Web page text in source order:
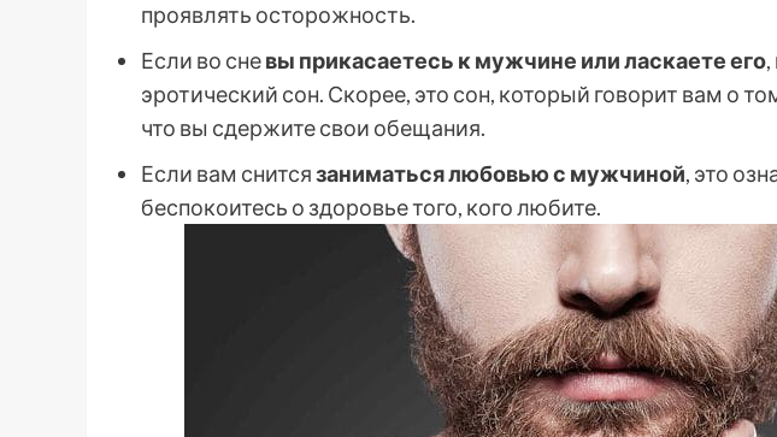
проявлять осторожность.
Если во сневы прикасаетесь к мужчине или ласкаете его
эротический сон. Скорее, это сон, который говорит вам о
что вы сдержите свои обещания.
Если вам снитсязаниматься любовью с мужчиной, это
беспокоитесь о здоровье того, кого любите.